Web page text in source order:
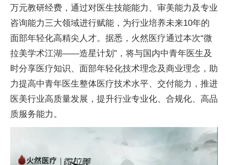
万元教研经费，通过对医生技能能力、审美能力及专业
咨询能力三大领域进行赋能，为行业培养未来10年的
面部年轻化高精尖人才。据悉，火然医疗通过本次“微
拉美学术江湖——造星计划”，将与国内中青年医生及
时分享医疗知识、面部年轻化技术理念及商业理念，助
力提高中青年医生整体医疗技术水平、交付能力，推进
医美行业高质量发展，提升行业专业化、合规化、高品
质服务能力。